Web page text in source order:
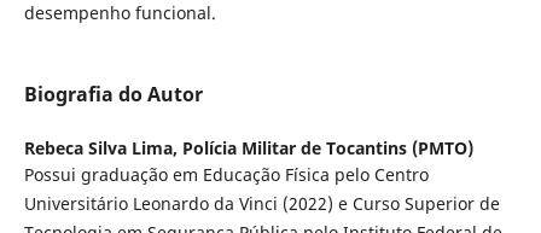
desempenho funcional.
Biografia do Autor
Rebeca Silva Lima, Polícia Militar de Tocantins (PMTO)
Possui graduação em Educação Física pelo Centro
Universitário Leonardo da Vinci (2022) e Curso Superior de